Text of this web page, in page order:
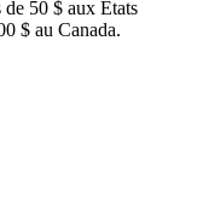
50 $ aux États
$ au Canada.